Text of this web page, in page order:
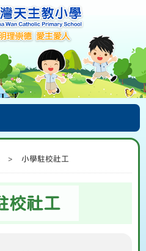
Classroom
> 小學駐校社工
校社工